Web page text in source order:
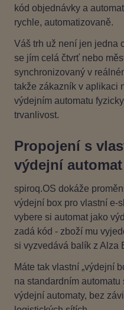
kód objednávky a
rychle, automatizovaně.
Váš trh už není jen jedna
se jím celá čtvrť nebo
synchronizovaný v
takže zákazník v aplikaci
výdejním automatu
trvanlivost.
Propojení s
výdejní
spiroq.OS dokáže
výdejní box pro vlastní
vybere si automat jako
zadá kód - zboží mu
si vyzvedává balík z Alza
Máte tak vlastní „výdejní
na standardním automatu
výdejní automaty, bez